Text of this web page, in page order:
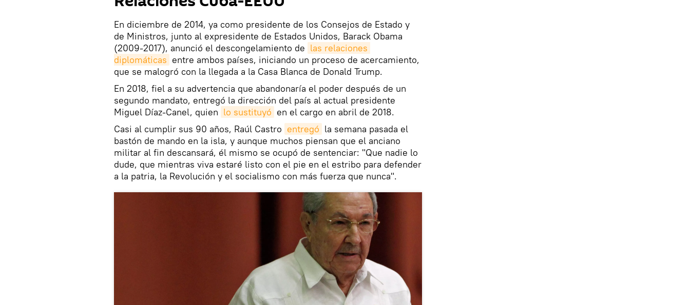
En diciembre de 2014, ya como presidente de los Consejos de Estado y
de Ministros, junto al expresidente de Estados Unidos, Barack Obama
(2009-2017), anunció el descongelamiento de las relaciones
diplomáticas entre ambos países, iniciando un proceso de acercamiento,
que se malogró con la llegada a la Casa Blanca de Donald Trump.
En 2018, fiel a su advertencia que abandonaría el poder después de un
segundo mandato, entregó la dirección del país al actual presidente
Miguel Díaz-Canel, quien lo sustituyó en el cargo en abril de 2018.
Casi al cumplir sus 90 años, Raúl Castro entregó la semana pasada el
bastón de mando en la isla, y aunque muchos piensan que el anciano
militar al fin descansará, él mismo se ocupó de sentenciar: "Que nadie lo
dude, que mientras viva estaré listo con el pie en el estribo para defender
a la patria, la Revolución y el socialismo con más fuerza que nunca".